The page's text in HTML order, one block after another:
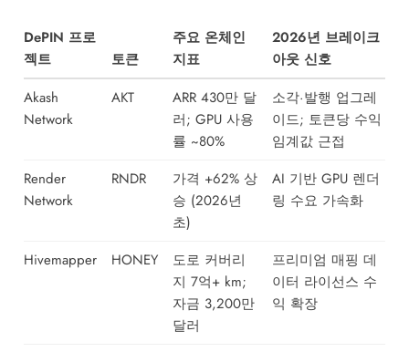
DePIN 프로
젝트
토큰
주요 온체인
지표
2026년 브레이크
아웃 신호
Akash
Network
AKT
ARR 430만 달
러; GPU 사용
률 ~80%
소각·발행 업그레
이드; 토큰당 수익
임계값 근접
Render
Network
RNDR
가격 +62% 상
승 (2026년
초)
AI 기반 GPU 렌더
링 수요 가속화
Hivemapper HONEY
도로 커버리
지 7억+ km;
자금 3,200만
달러
프리미엄 매핑 데
이터 라이선스 수
익 확장